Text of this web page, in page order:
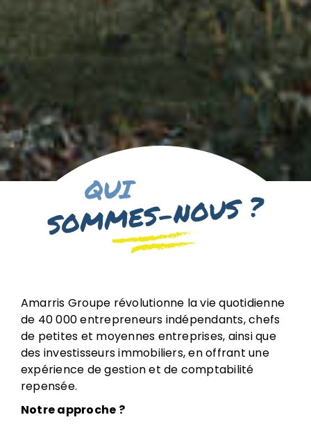
Amarris Groupe révolutionne la vie quotidienne
de 40 000 entrepreneurs indépendants, chefs
de petites et moyennes entreprises, ainsi que
des investisseurs immobiliers, en offrant une
expérience de gestion et de comptabilité
repensée.
Notre approche ?